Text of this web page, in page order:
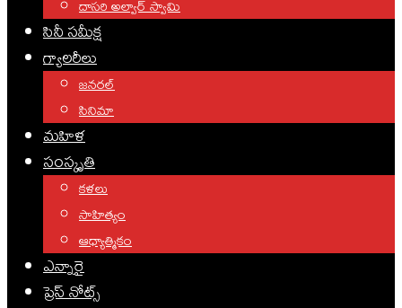
దాసరి అల్వార్ స్వామి
సినీ సమీక్ష
గ్యాలరీలు
జనరల్
సినిమా
మహిళ
సంస్కృతి
కళలు
సాహిత్యం
ఆధ్యాత్మికం
ఎన్నారై
ప్రెస్ నోట్స్